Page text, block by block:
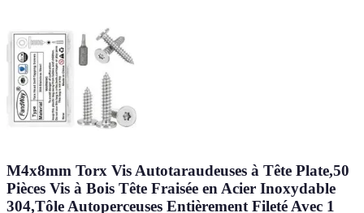
M4x8mm Torx Vis Autotaraudeuses à Tête Plate,50
Pièces Vis à Bois Tête Fraisée en Acier Inoxydable
304,Tôle Autoperceuses Entièrement Fileté Avec 1